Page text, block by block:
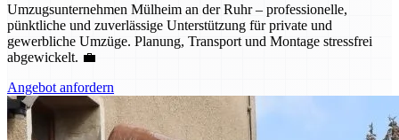
Umzugsunternehmen Mülheim an der Ruhr – professionelle,
pünktliche und zuverlässige Unterstützung für private und
gewerbliche Umzüge. Planung, Transport und Montage stressfrei
abgewickelt. 💼
Angebot anfordern